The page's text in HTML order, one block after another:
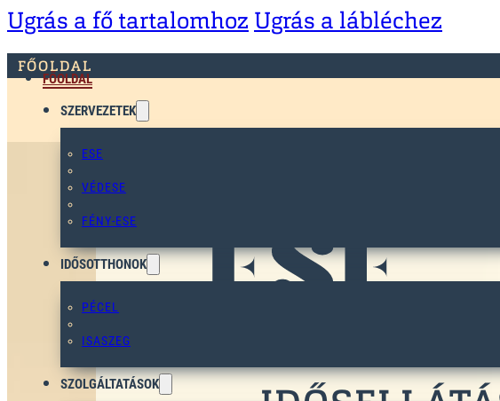
Ugrás a fő tartalomhoz Ugrás a lábléchez
FŐOLDAL
SZERVEZETEK
ESE
VÉDESE
FÉNY-ESE
IDŐSOTTHONOK
PÉCEL
ISASZEG
SZOLGÁLTATÁSOK
FŐOLDAL